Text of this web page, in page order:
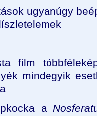
ugyanúgy
film
mindegyik
a